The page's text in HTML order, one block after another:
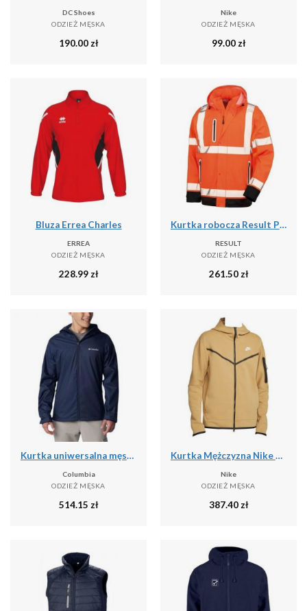
DC Shoes
ODZIEŻ MĘSKA
190.00 zł
Nike
ODZIEŻ MĘSKA
99.00 zł
Bluza Errea Charles
ERREA
ODZIEŻ MĘSKA
228.99 zł
Kurtka robocza Result Prism PU Safe & Dry
RESULT
ODZIEŻ MĘSKA
261.50 zł
Kurtka uniwersalna męska Columbia Inner Limits Iii
Columbia
ODZIEŻ MĘSKA
514.15 zł
Kurtka Mężczyzna Nike Tech Fleece Full Zip beżowy
Nike
ODZIEŻ MĘSKA
387.40 zł